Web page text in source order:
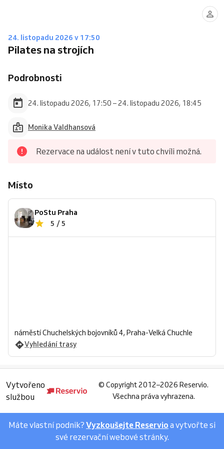
24. listopadu 2026 v 17:50
Pilates na strojích
Podrobnosti
24. listopadu 2026, 17:50 – 24. listopadu 2026, 18:45
Monika Valdhansová
Rezervace na událost není v tuto chvíli možná.
Místo
PoStu Praha
5 / 5
náměstí Chuchelských bojovníků 4, Praha-Velká Chuchle
Vyhledání trasy
Vytvořeno
službou
© Copyright 2012–2026 Reservio.
Všechna práva vyhrazena.
Máte vlastní podnik? Vyzkoušejte Reservio a vytvořte si
své rezervační webové stránky.